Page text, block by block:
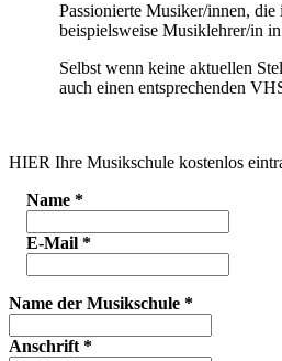
Passionierte Musiker/innen,
beispielsweise Musiklehrer/in
Selbst wenn keine aktuellen
auch einen entsprechenden
HIER Ihre Musikschule kostenlos
Name *
E-Mail *
Name der Musikschule *
Anschrift *